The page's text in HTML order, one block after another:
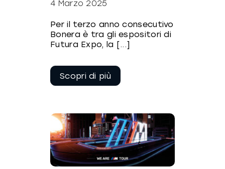
4 Marzo 2025
Per il terzo anno consecutivo
Bonera è tra gli espositori di
Futura Expo, la [...]
leggere